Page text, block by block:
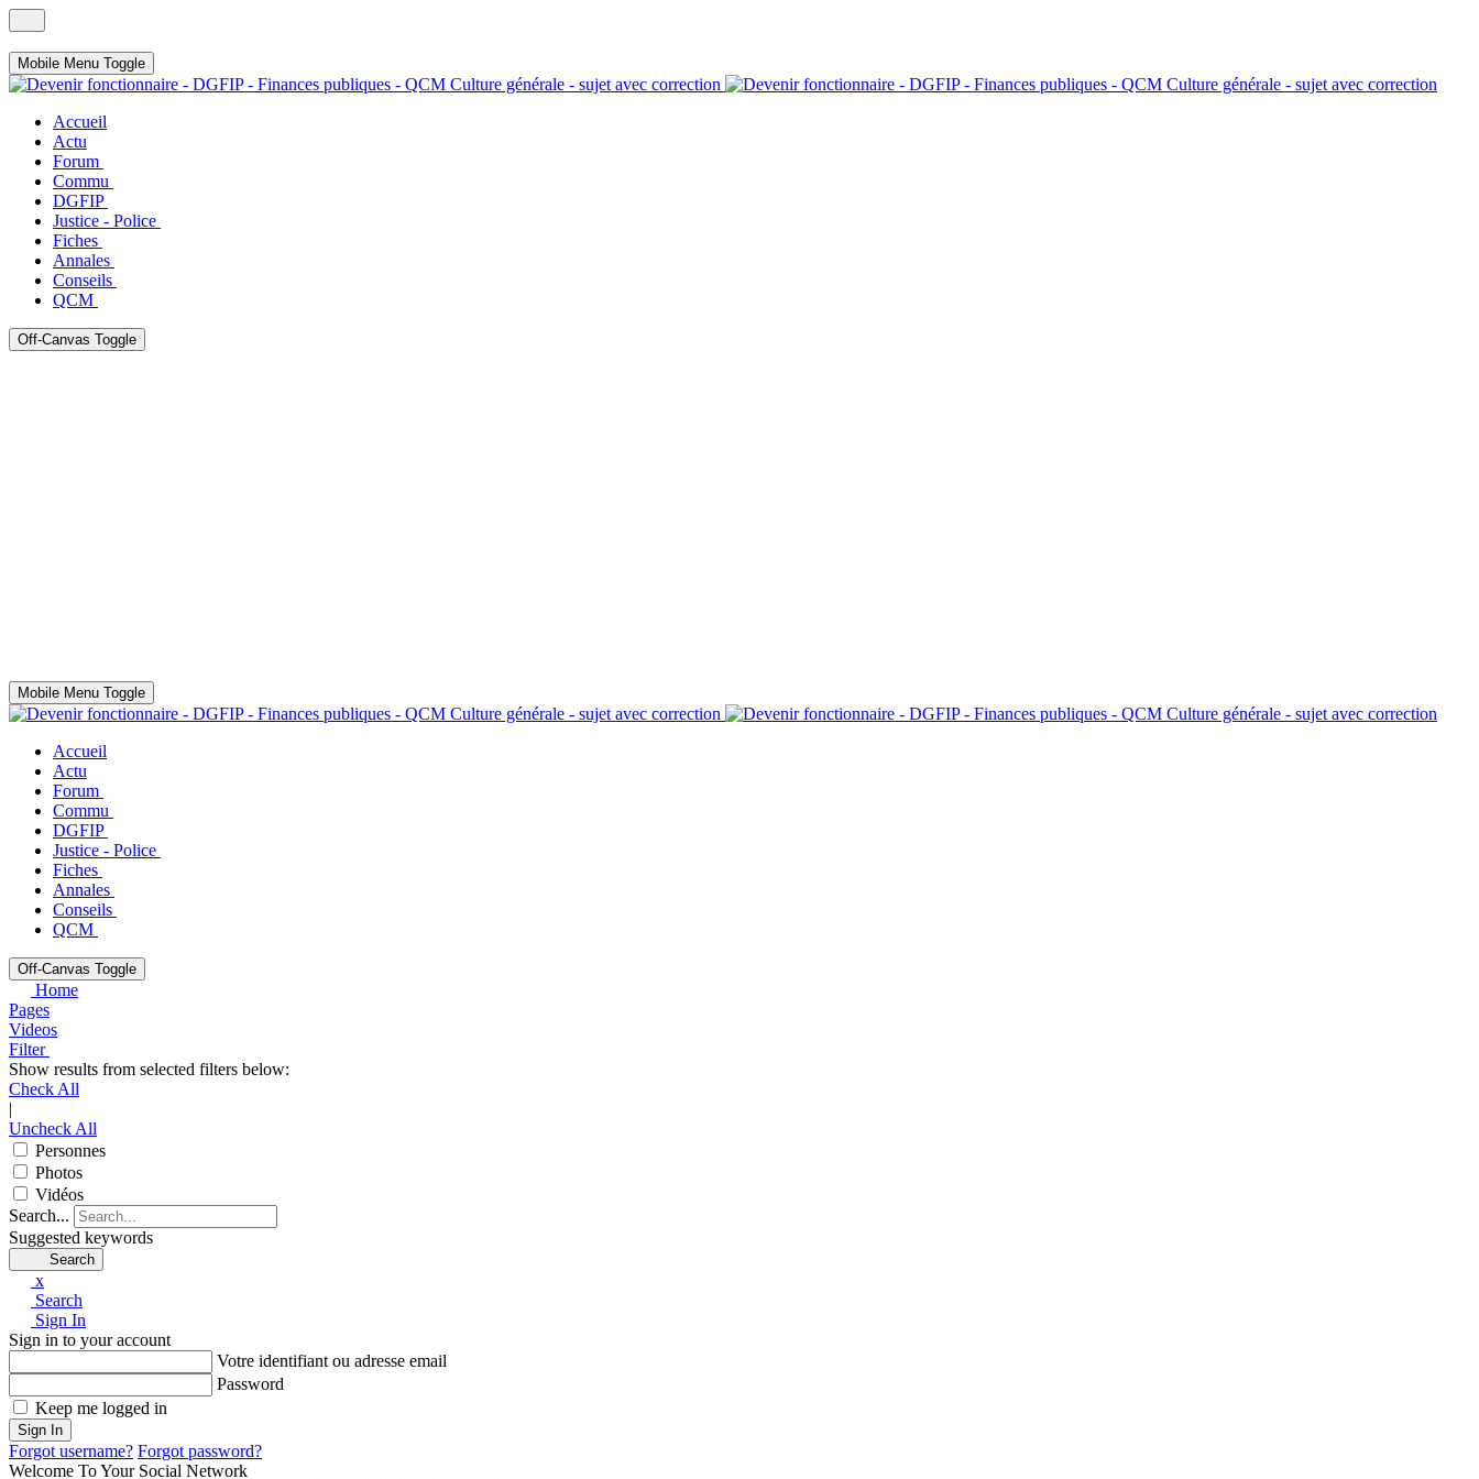
Mobile Menu Toggle
Accueil
Actu
Forum
Commu
DGFIP
Justice - Police
Fiches
Annales
Conseils
QCM
Off-Canvas Toggle
Mobile Menu Toggle
Accueil
Actu
Forum
Commu
DGFIP
Justice - Police
Fiches
Annales
Conseils
QCM
Off-Canvas Toggle
Home
Pages
Videos
Filter
Show results from selected filters below:
Check All
|
Uncheck All
Personnes
Photos
Vidéos
Search...
Suggested keywords
Search
x
Search
Sign In
Sign in to your account
Votre identifiant ou adresse email
Password
Keep me logged in
Sign In
Forgot username? Forgot password?
Welcome To Your Social Network